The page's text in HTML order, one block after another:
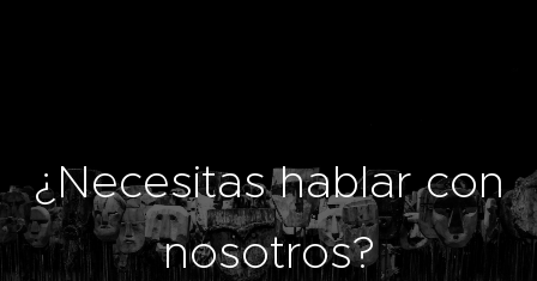
¿Necesitas hablar con
nosotros?